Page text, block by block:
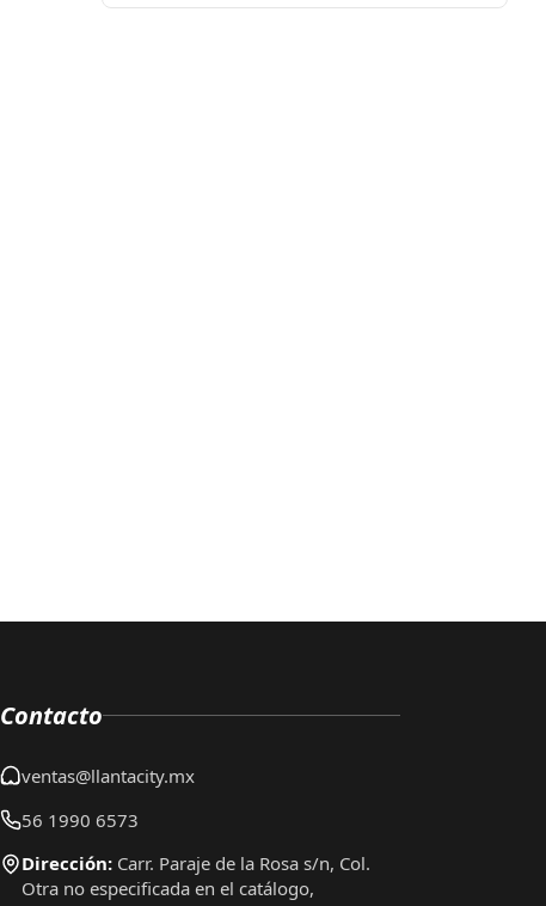
Contacto
ventas@llantacity.mx
56 1990 6573
Dirección: Carr. Paraje de la Rosa s/n, Col.
Otra no especificada en el catálogo,